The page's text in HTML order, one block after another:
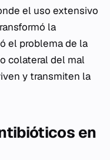
el uso extensivo
la
el problema de la
colateral del mal
y transmiten la
en